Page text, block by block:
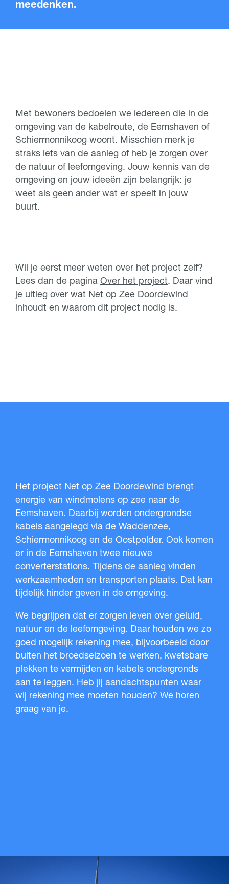
Het project Net op Zee Doordewind brengt
energie van windmolens op zee naar de
Eemshaven. Daarbij worden ondergrondse
kabels aangelegd via de Waddenzee,
Schiermonnikoog en de Oostpolder. Ook komen
er in de Eemshaven twee nieuwe
converterstations. Tijdens de aanleg vinden
werkzaamheden en transporten plaats. Dat kan
tijdelijk hinder geven in de omgeving.
We begrijpen dat er zorgen leven over geluid,
natuur en de leefomgeving. Daar houden we zo
goed mogelijk rekening mee, bijvoorbeeld door
buiten het broedseizoen te werken, kwetsbare
plekken te vermijden en kabels ondergronds
aan te leggen. Heb jij aandachtspunten waar
wij rekening mee moeten houden? We horen
graag van je.
Wil je eerst meer weten over het project zelf?
Lees dan de pagina Over het project. Daar vind
je uitleg over wat Net op Zee Doordewind
inhoudt en waarom dit project nodig is.
Met bewoners bedoelen we iedereen die in de
omgeving van de kabelroute, de Eemshaven of
Schiermonnikoog woont. Misschien merk je
straks iets van de aanleg of heb je zorgen over
de natuur of leefomgeving. Jouw kennis van de
omgeving en jouw ideeën zijn belangrijk: je
weet als geen ander wat er speelt in jouw
buurt.
meedenken.